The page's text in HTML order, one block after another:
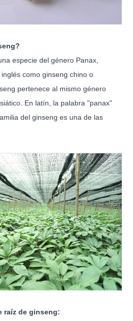
especie del género Panax,
como ginseng chino o
pertenece al mismo género
En latín, la palabra "panax"
del ginseng es una de las
raíz de ginseng: